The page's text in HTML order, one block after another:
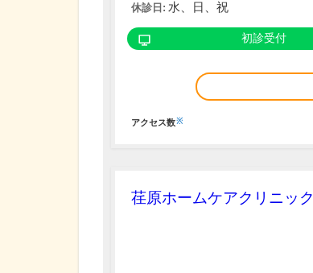
休診日: 水、日、祝
初診受付
アクセス数※
荏原ホームケアクリニック